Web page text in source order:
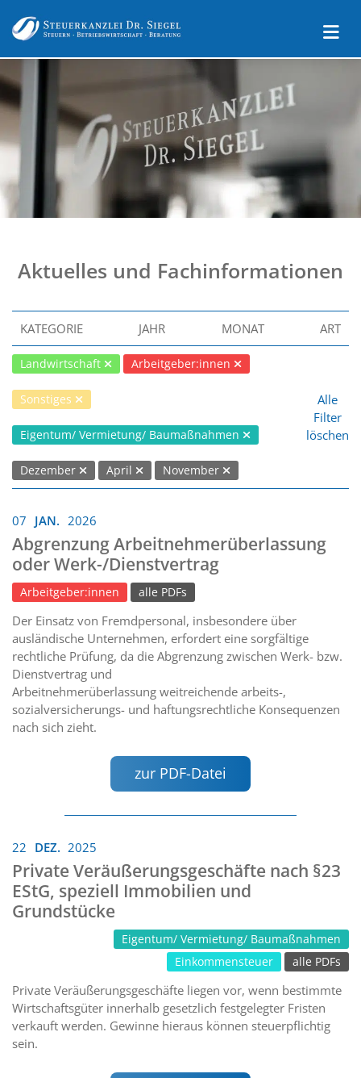
Aktuelles und Fachinformationen
KATEGORIE JAHR MONAT ART
Landwirtschaft Arbeitgeber:innen
Sonstiges
Eigentum/ Vermietung/ Baumaßnahmen
Dezember April November
Alle
Filter
löschen
07 JAN. 2026
Abgrenzung Arbeitnehmerüberlassung
oder Werk-/Dienstvertrag
Arbeitgeber:innen alle PDFs
Der Einsatz von Fremdpersonal, insbesondere über
ausländische Unternehmen, erfordert eine sorgfältige
rechtliche Prüfung, da die Abgrenzung zwischen Werk- bzw.
Dienstvertrag und
Arbeitnehmerüberlassung weitreichende arbeits-,
sozialversicherungs- und haftungsrechtliche Konsequenzen
nach sich zieht.
zur PDF-Datei
22 DEZ. 2025
Private Veräußerungsgeschäfte nach §23
EStG, speziell Immobilien und
Grundstücke
Eigentum/ Vermietung/ Baumaßnahmen
Einkommensteuer
alle PDFs
Private Veräußerungsgeschäfte liegen vor, wenn bestimmte
Wirtschaftsgüter innerhalb gesetzlich festgelegter Fristen
verkauft werden. Gewinne hieraus können steuerpflichtig
sein.